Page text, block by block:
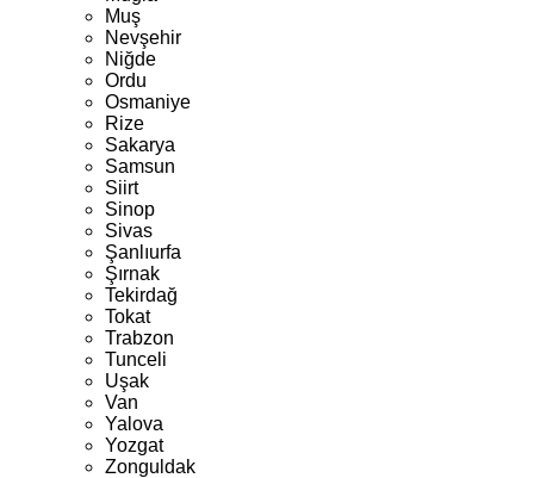
Muş
Nevşehir
Niğde
Ordu
Osmaniye
Rize
Sakarya
Samsun
Siirt
Sinop
Sivas
Şanlıurfa
Şırnak
Tekirdağ
Tokat
Trabzon
Tunceli
Uşak
Van
Yalova
Yozgat
Zonguldak